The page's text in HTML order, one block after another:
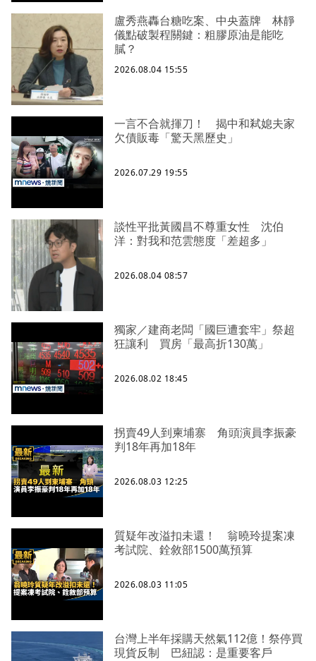
盧秀燕轟台糖吃案、中央蓋牌 林靜
儀點破製程關鍵：粗膠原油是能吃
膩？
2026.08.04 15:55
一言不合就揮刀！ 揭中和弒媳夫家
欠債販毒「驚天黑歷史」
2026.07.29 19:55
談性平批黃國昌不尊重女性 沈伯
洋：對我和范雲態度「差超多」
2026.08.04 08:57
獨家／建商老闆「國巨遭套牢」祭超
狂讓利 買房「最高折130萬」
2026.08.02 18:45
拐賣49人到柬埔寨 角頭演員李振豪
判18年再加18年
2026.08.03 12:25
質疑年改溢扣未還！ 翁曉玲提案凍
考試院、銓敘部1500萬預算
2026.08.03 11:05
台灣上半年採購天然氣112億！祭停買
現貨反制 巴紐認：是重要客戶